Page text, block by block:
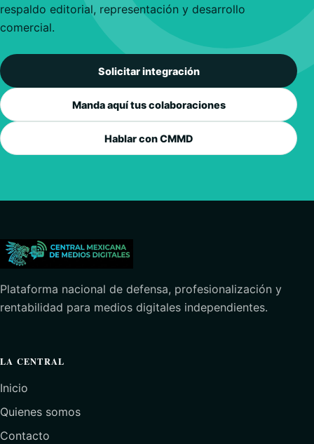
respaldo editorial, representación y desarrollo
comercial.
Solicitar integración
Manda aquí tus colaboraciones
Hablar con CMMD
Plataforma nacional de defensa, profesionalización y
rentabilidad para medios digitales independientes.
LA CENTRAL
Inicio
Quienes somos
Contacto